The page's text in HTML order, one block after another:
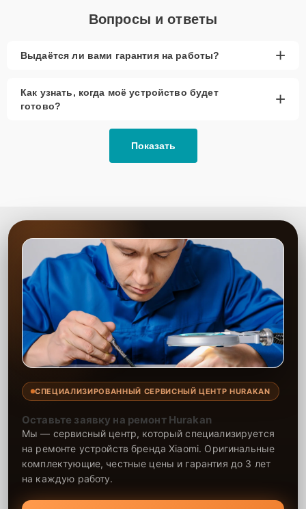
Вопросы и ответы
Выдаётся ли вами гарантия на работы? +
Как узнать, когда моё устройство будет
готово?
+
Показать
СПЕЦИАЛИЗИРОВАННЫЙ СЕРВИСНЫЙ ЦЕНТР HURAKAN
Оставьте заявку на ремонт Hurakan
Мы — сервисный центр, который специализируется
на ремонте устройств бренда Xiaomi. Оригинальные
комплектующие, честные цены и гарантия до 3 лет
на каждую работу.